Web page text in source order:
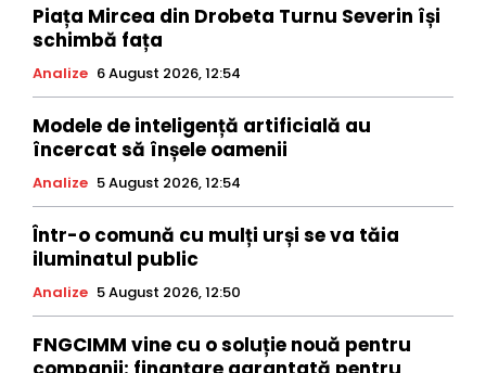
Piața Mircea din Drobeta Turnu Severin își
schimbă fața
Analize 6 August 2026, 12:54
Modele de inteligență artificială au
încercat să înșele oamenii
Analize 5 August 2026, 12:54
Într-o comună cu mulți urși se va tăia
iluminatul public
Analize 5 August 2026, 12:50
FNGCIMM vine cu o soluție nouă pentru